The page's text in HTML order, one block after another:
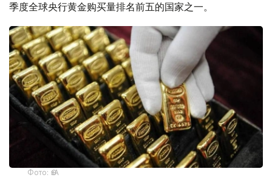
季度全球央行黄金购买量排名前五的国家之一。
Фото: ӨзА